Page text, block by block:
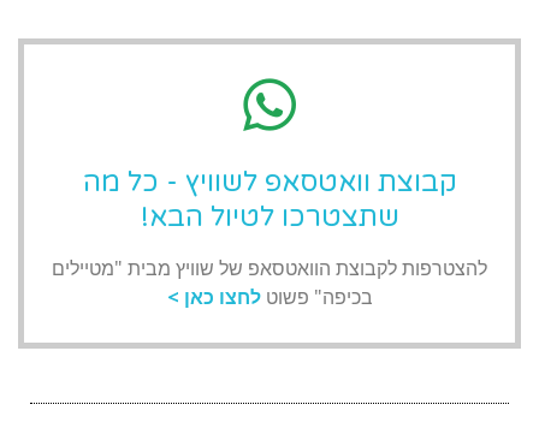
קבוצת וואטסאפ לשוויץ - כל מה
שתצטרכו לטיול הבא!
להצטרפות לקבוצת הוואטסאפ של שוויץ מבית "מטיילים
בכיפה" פשוטלחצו כאן >